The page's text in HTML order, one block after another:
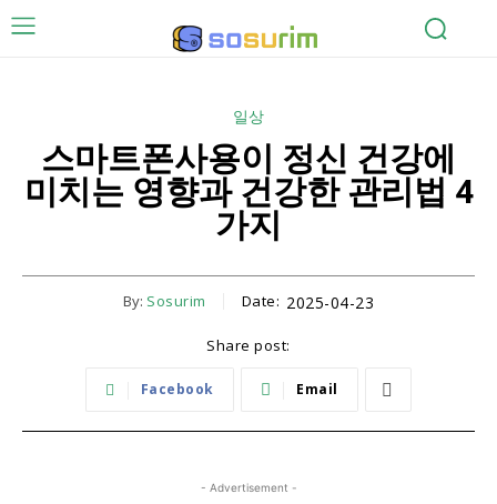
일상
스마트폰사용이 정신 건강에
미치는 영향과 건강한 관리법 4
가지
By: Sosurim Date: 2025-04-23
Share post:
Facebook Email
- Advertisement -